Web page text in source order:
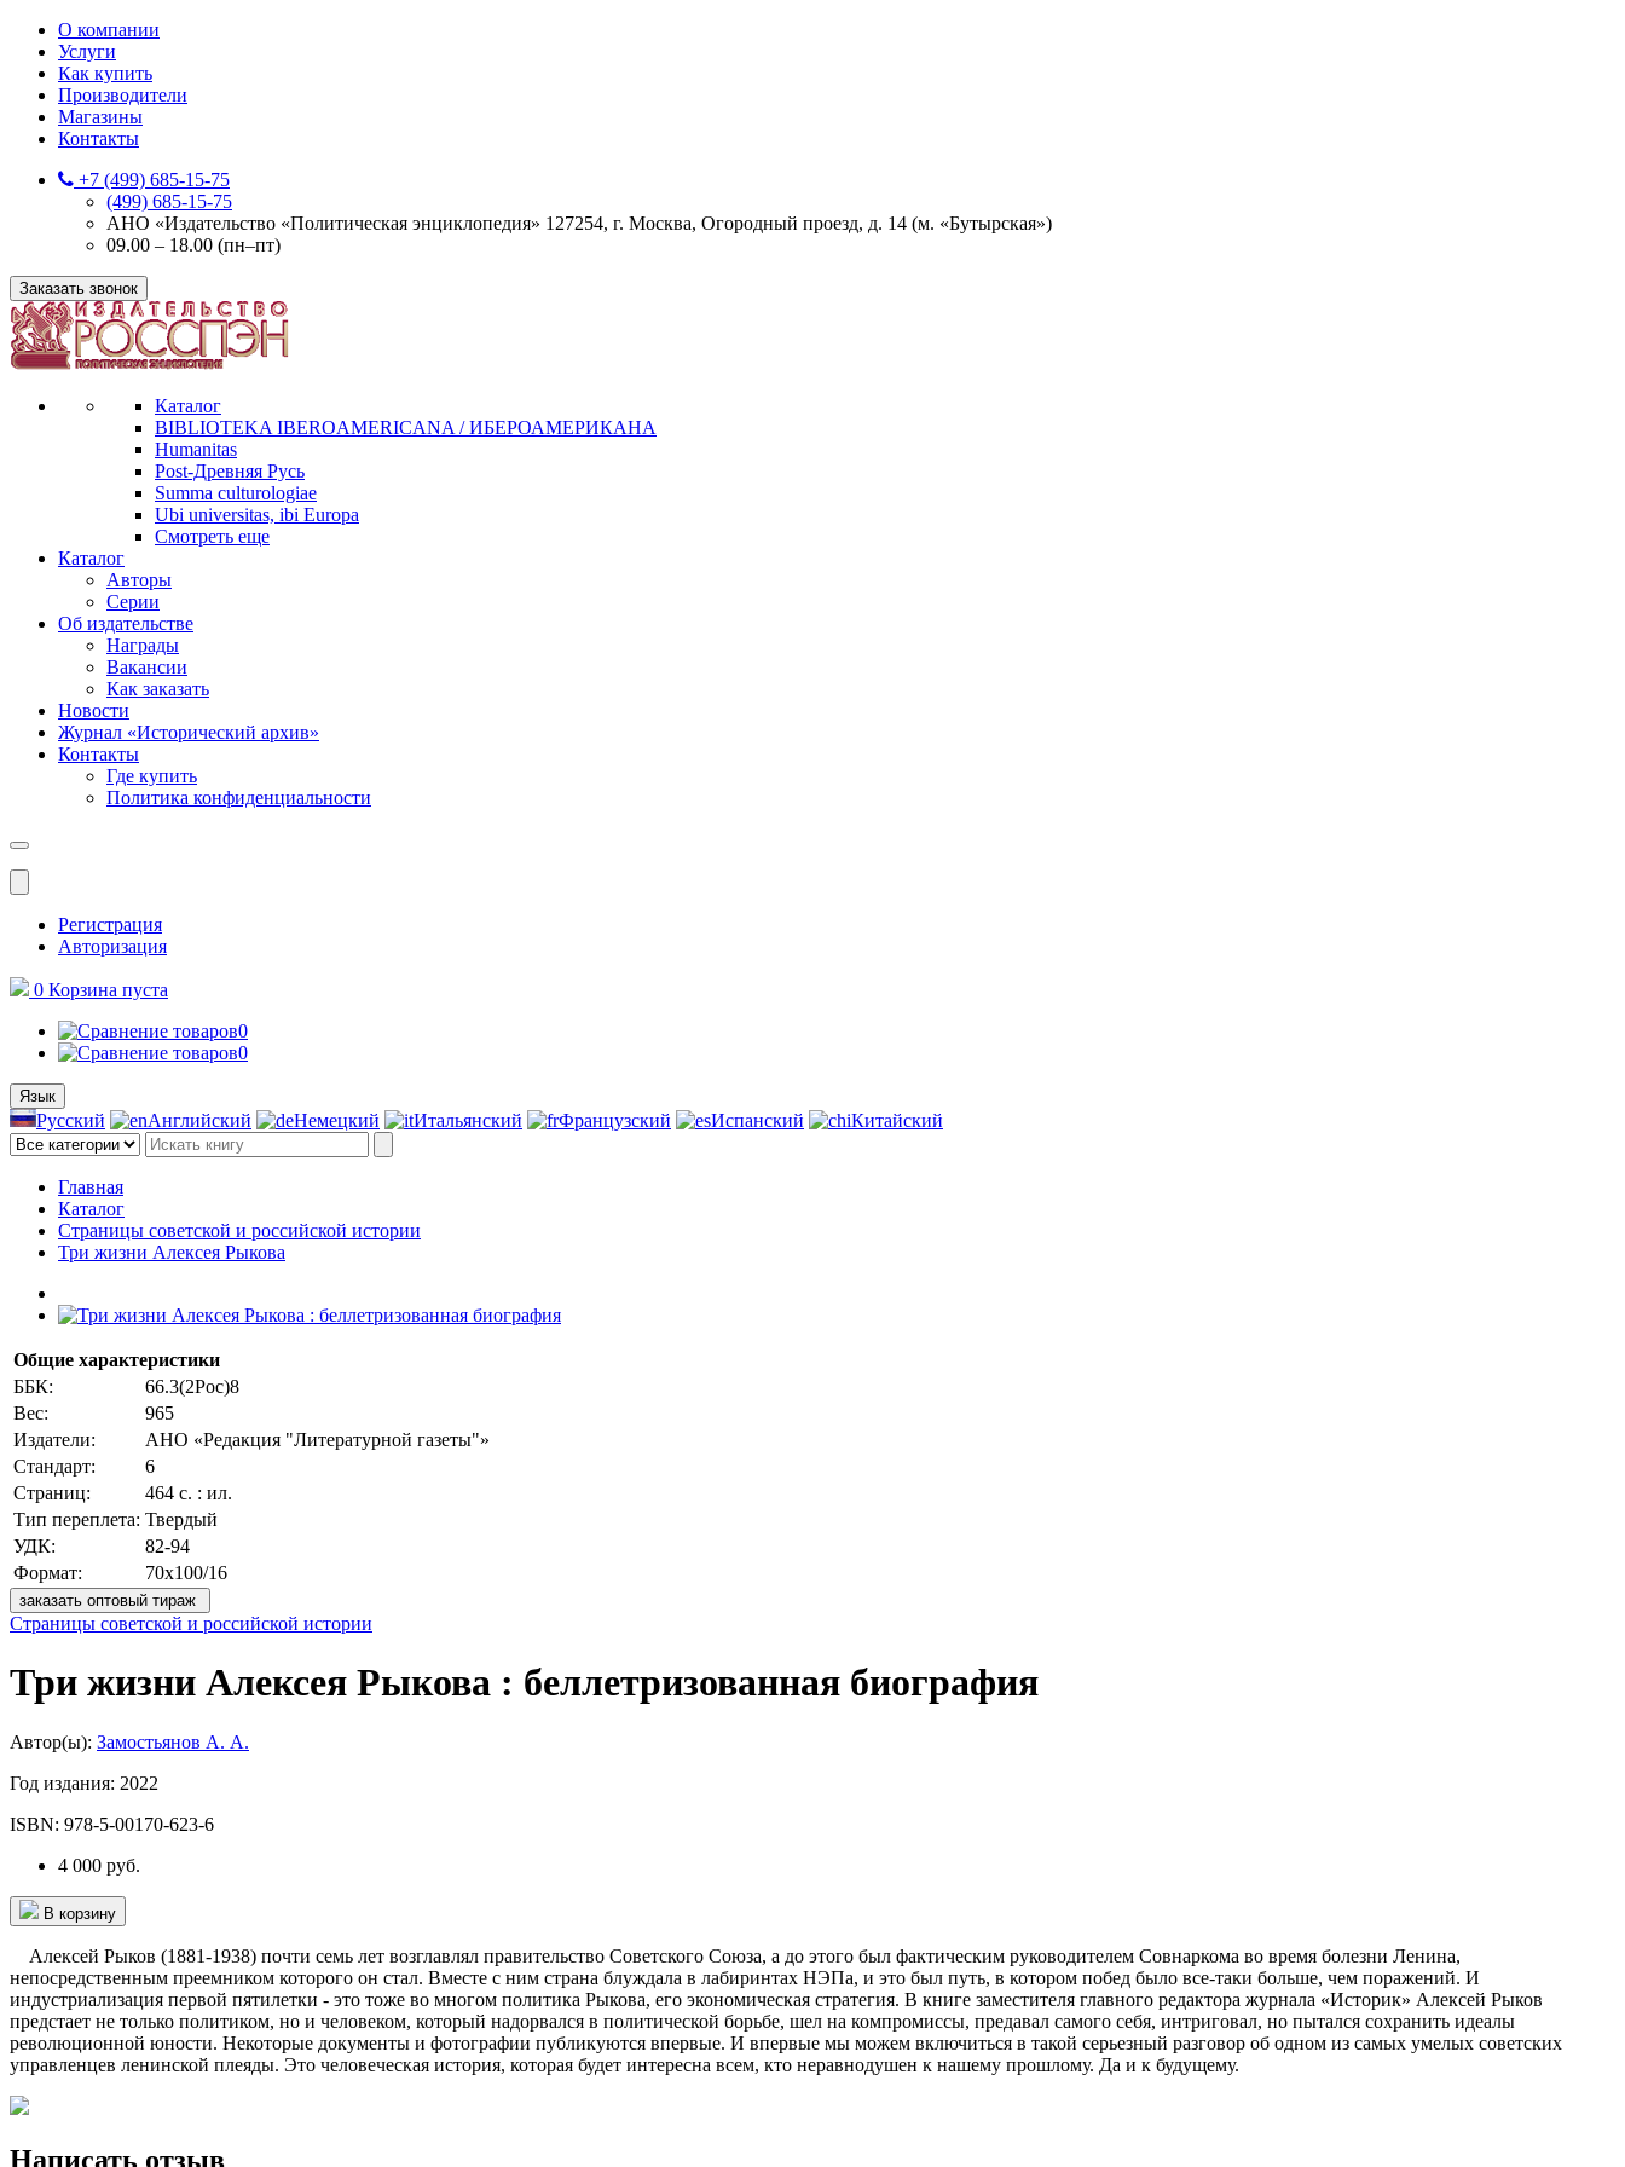
О компании
Услуги
Как купить
Производители
Магазины
Контакты
+7 (499) 685-15-75
(499) 685-15-75
АНО «Издательство «Политическая энциклопедия» 127254, г. Москва, Огородный проезд, д. 14 (м. «Бутырская»)
09.00 – 18.00 (пн–пт)
Заказать звонок
Каталог
BIBLIOTEKA IBEROAMERICANA / ИБЕРОАМЕРИКАНА
Humanitas
Post-Древняя Русь
Summa culturologiae
Ubi universitas, ibi Europa
Смотреть еще
Каталог
Авторы
Серии
Об издательстве
Награды
Вакансии
Как заказать
Новости
Журнал «Исторический архив»‎
Контакты
Где купить
Политика конфиденциальности
Меню
Регистрация
Авторизация
0 Корзина пуста
0
0
Язык
Русский Английский Немецкий Итальянский Французский Испанский Китайский
Главная
Каталог
Страницы советской и российской истории
Три жизни Алексея Рыкова
Общие характеристики
ББК:
66.3(2Рос)8
Вес:
965
Издатели:
АНО «Редакция "Литературной газеты"»
Стандарт:
6
Страниц:
464 с. : ил.
Тип переплета: Твердый
УДК:
82-94
Формат:
70х100/16
заказать оптовый тираж
Страницы советской и российской истории
Три жизни Алексея Рыкова : беллетризованная биография
Автор(ы): Замостьянов А. А.
Год издания: 2022
ISBN: 978-5-00170-623-6
4 000 руб.
В корзину
Алексей Рыков (1881-1938) почти семь лет возглавлял правительство Советского Союза, а до этого был фактическим руководителем Совнаркома во время болезни Ленина,
непосредственным преемником которого он стал. Вместе с ним страна блуждала в лабиринтах НЭПа, и это был путь, в котором побед было все-таки больше, чем поражений. И
индустриализация первой пятилетки - это тоже во многом политика Рыкова, его экономическая стратегия. В книге заместителя главного редактора журнала «Историк» Алексей Рыков
предстает не только политиком, но и человеком, который надорвался в политической борьбе, шел на компромиссы, предавал самого себя, интриговал, но пытался сохранить идеалы
революционной юности. Некоторые документы и фотографии публикуются впервые. И впервые мы можем включиться в такой серьезный разговор об одном из самых умелых советских
управленцев ленинской плеяды. Это человеческая история, которая будет интересна всем, кто неравнодушен к нашему прошлому. Да и к будущему.
Написать отзыв